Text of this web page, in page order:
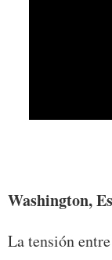
Washington,
La tensión entre